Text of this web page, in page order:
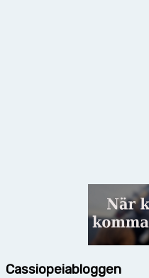
Cassiopeiabloggen